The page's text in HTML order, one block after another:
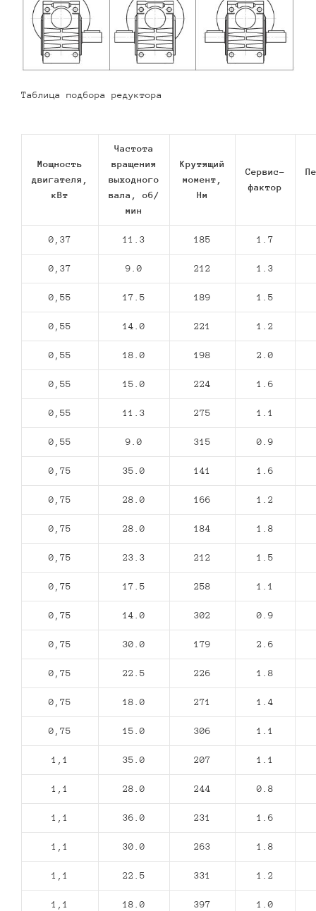
Таблица подбора редуктора
Мощность
двигателя,
кВт
Частота
вращения
выходного
вала, об/
мин
Крутящий
момент,
Нм
Сервис-
фактор
0,37 11.3 185 1.7
0,37 9.0 212 1.3
0,55 17.5 189 1.5
0,55 14.0 221 1.2
0,55 18.0 198 2.0
0,55 15.0 224 1.6
0,55 11.3 275 1.1
0,55 9.0 315 0.9
0,75 35.0 141 1.6
0,75 28.0 166 1.2
0,75 28.0 184 1.8
0,75 23.3 212 1.5
0,75 17.5 258 1.1
0,75 14.0 302 0.9
0,75 30.0 179 2.6
0,75 22.5 226 1.8
0,75 18.0 271 1.4
0,75 15.0 306 1.1
1,1 35.0 207 1.1
1,1 28.0 244 0.8
1,1 36.0 231 1.6
1,1 30.0 263 1.8
1,1 22.5 331 1.2
1,1 18.0 397 1.0